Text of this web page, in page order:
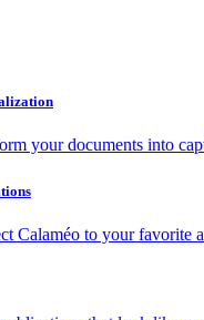
your documents into
Calaméo to your favorite